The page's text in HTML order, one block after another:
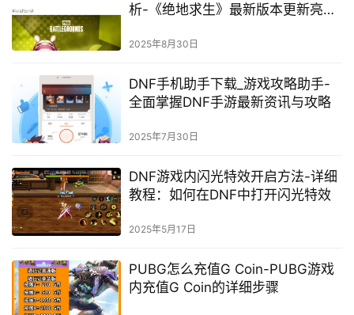
析-《绝地求生》最新版本更新亮点
2025年8月30日
DNF手机助手下载_游戏攻略助手-
全面掌握DNF手游最新资讯与攻略
2025年7月30日
DNF游戏内闪光特效开启方法-详细
教程：如何在DNF中打开闪光特效
2025年5月17日
PUBG怎么充值G Coin-PUBG游戏
内充值G Coin的详细步骤